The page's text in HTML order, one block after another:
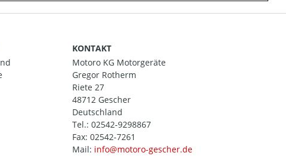
KONTAKT
Motoro KG Motorgeräte
Gregor Rotherm
Riete 27
48712 Gescher
Deutschland
Tel.: 02542-9298867
Fax: 02542-7261
Mail: